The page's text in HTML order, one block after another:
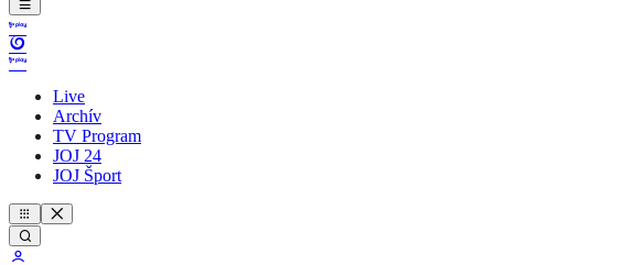
Live
Archív
TV Program
JOJ 24
JOJ Šport